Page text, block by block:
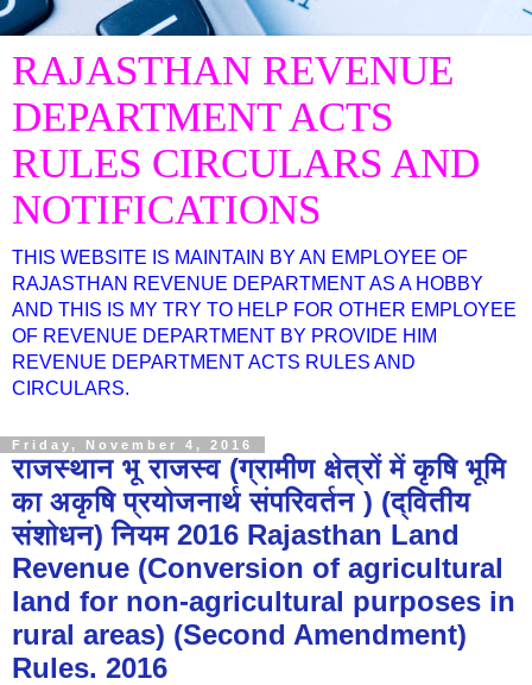
RAJASTHAN REVENUE
DEPARTMENT ACTS
RULES CIRCULARS AND
NOTIFICATIONS
THIS WEBSITE IS MAINTAIN BY AN EMPLOYEE OF
RAJASTHAN REVENUE DEPARTMENT AS A HOBBY
AND THIS IS MY TRY TO HELP FOR OTHER EMPLOYEE
OF REVENUE DEPARTMENT BY PROVIDE HIM
REVENUE DEPARTMENT ACTS RULES AND
CIRCULARS.
Friday, November 4, 2016
राजस्थान भू राजस्व (ग्रामीण क्षेत्रों में कृषि भूमि
का अकृषि प्रयोजनार्थ संपरिवर्तन ) (द्वितीय
संशोधन) नियम 2016 Rajasthan Land
Revenue (Conversion of agricultural
land for non-agricultural purposes in
rural areas) (Second Amendment)
Rules. 2016